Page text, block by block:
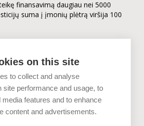
on this site
to collect and analyse
site performance and usage, to
media features and to enhance
content and advertisements.
finansavimą daugiau nei 5000
suma į įmonių plėtrą viršija 100